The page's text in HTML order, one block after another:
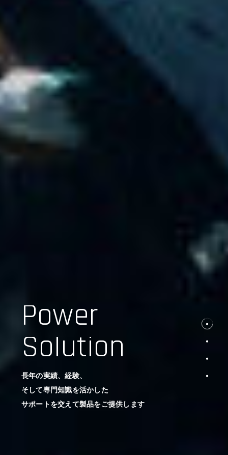
Power
Solution
長年の実績、経験、
そして専門知識を活かした
サポートを交えて製品をご提供します